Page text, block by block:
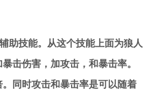
助技能。从这个技能上面为狼人
击伤害，加攻击，和暴击率。
同时攻击和暴击率是可以随着